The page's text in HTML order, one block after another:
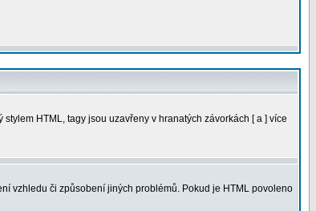
HTML, tagy jsou uzavřeny v hranatých závorkách [ a ] více
vzhledu či způsobení jiných problémů. Pokud je HTML povoleno